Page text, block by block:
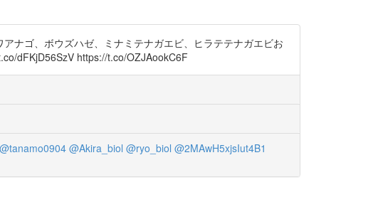
ナゴ、ボウズハゼ、ミナミテナガエビ、ヒラテテナガエビお
dFKjD56SzV https://t.co/OZJAookC6F
@tanamo0904 @Akira_biol @ryo_biol @2MAwH5xjsIut4B1